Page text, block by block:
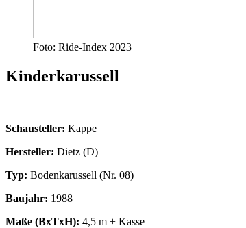
Foto: Ride-Index 2023
Kinderkarussell
Schausteller: Kappe
Hersteller: Dietz (D)
Typ: Bodenkarussell (Nr. 08)
Baujahr: 1988
Maße (BxTxH): 4,5 m + Kasse